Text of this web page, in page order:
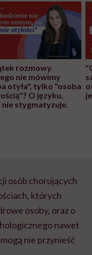
rozmowy.
nie mówimy
otyła", tylko "osoba
O języku,
stygmatyzuje.
osób chorujących
których
osoby, oraz o
nawet
nie przynieść